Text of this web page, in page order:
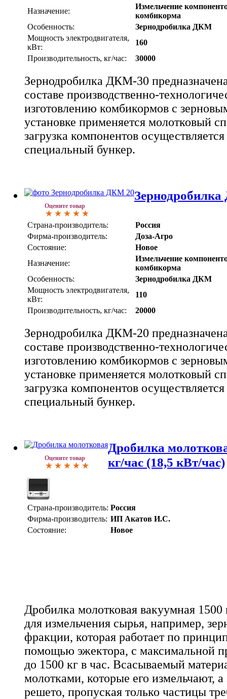
Назначение:
Измельчение
комбикорма
Особенность:
Зернодробилка ДКМ
Мощность электродвигателя,
кВт:
160
Производительность, кг/час:
30000
Зернодробилка ДКМ-30
составе производственно-
изготовлению комбикормов с
установке применяется молотковый
загрузка компонентов
специальный бункер.
Оцените товар
Страна-производитель:
Россия
Фирма-производитель:
Доза-Агро
Состояние:
Новое
Назначение:
Измельчение
комбикорма
Особенность:
Зернодробилка ДКМ
Мощность электродвигателя,
кВт:
110
Производительность, кг/час:
20000
Зернодробилка ДКМ-20
составе производственно-
изготовлению комбикормов с
установке применяется молотковый
загрузка компонентов
специальный бункер.
Оцените товар
Дробилка
кг/час (18,5 кВт/час)
Страна-производитель: Россия
Фирма-производитель: ИП Акатов И.С.
Состояние:
Новое
Дробилка молотковая вакуумная
для измельчения сырья, например,
фракции, которая работает по
помощью эжектора, с максимальной
до 1500 кг в час. Всасываемый
молотками, которые его измельчают, а
решето, пропуская только частицы